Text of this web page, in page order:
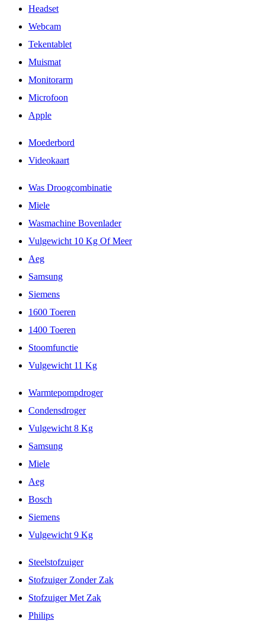
Headset
Webcam
Tekentablet
Muismat
Monitorarm
Microfoon
Apple
Moederbord
Videokaart
Was Droogcombinatie
Miele
Wasmachine Bovenlader
Vulgewicht 10 Kg Of Meer
Aeg
Samsung
Siemens
1600 Toeren
1400 Toeren
Stoomfunctie
Vulgewicht 11 Kg
Warmtepompdroger
Condensdroger
Vulgewicht 8 Kg
Samsung
Miele
Aeg
Bosch
Siemens
Vulgewicht 9 Kg
Steelstofzuiger
Stofzuiger Zonder Zak
Stofzuiger Met Zak
Philips